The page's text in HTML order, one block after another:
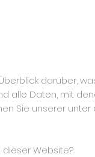
darüber,
alle Daten, mit
Sie unserer
Website?